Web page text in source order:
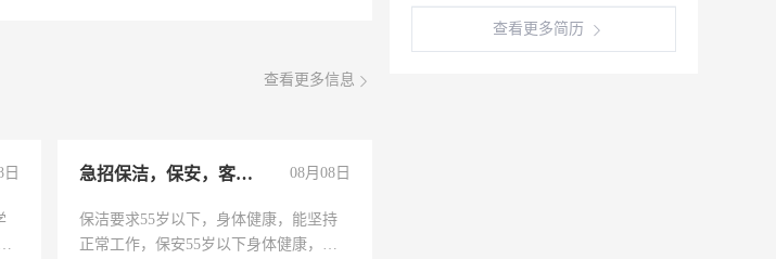
查看更多信息
日 急招保洁，保安，客服，工程 08月08日
保洁要求55岁以下，身体健康，能坚持
正常工作，保安55岁以下身体健康，有
查看更多简历